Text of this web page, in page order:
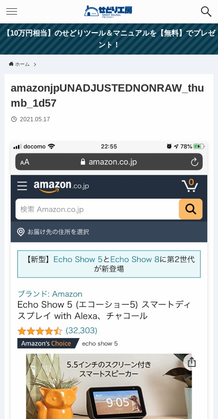
【10万円相当】のせどりツール＆マニュアルを【無料】でプレゼ
ント！
ホーム
amazonjpUNADJUSTEDNONRAW_thu
mb_1d57
2021.05.17